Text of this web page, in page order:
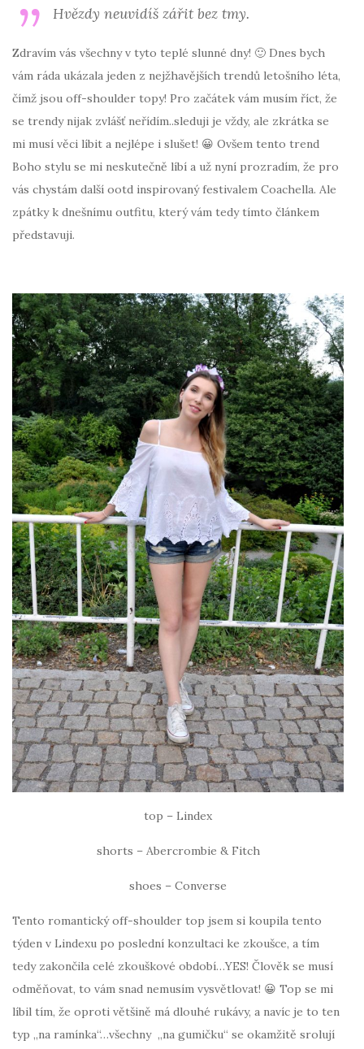
Hvězdy neuvidíš zářit bez tmy.
Zdravím vás všechny v tyto teplé slunné dny! 🙂 Dnes bych
vám ráda ukázala jeden z nejžhavějších trendů letošního léta,
čímž jsou off-shoulder topy! Pro začátek vám musím říct, že
se trendy nijak zvlášť neřídím..sleduji je vždy, ale zkrátka se
mi musí věci líbit a nejlépe i slušet! 😀 Ovšem tento trend
Boho stylu se mi neskutečně líbí a už nyní prozradím, že pro
vás chystám další ootd inspirovaný festivalem Coachella. Ale
zpátky k dnešnímu outfitu, který vám tedy tímto článkem
představuji.
top – Lindex
shorts – Abercrombie & Fitch
shoes – Converse
Tento romantický off-shoulder top jsem si koupila tento
týden v Lindexu po poslední konzultaci ke zkoušce, a tím
tedy zakončila celé zkouškové období…YES! Člověk se musí
odměňovat, to vám snad nemusím vysvětlovat! 😀 Top se mi
líbil tím, že oproti většině má dlouhé rukávy, a navíc je to ten
typ „na ramínka“…všechny „na gumičku“ se okamžitě srolují